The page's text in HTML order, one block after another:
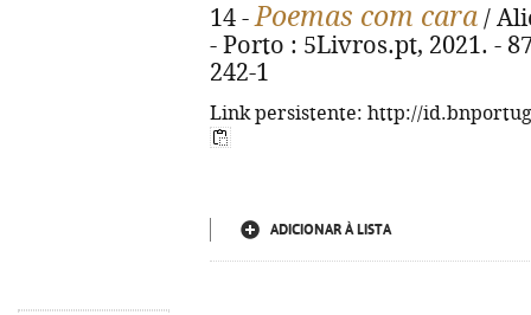
14 -Poemas com cara /
- Porto : 5Livros.pt, 2021. -
242-1
Link persistente: http://
ADICIONAR À LISTA